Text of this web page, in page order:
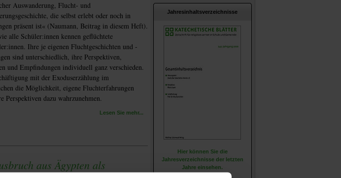
Auswanderung, Flucht- und
die selbst erlebt oder noch in
präsent ist« (Naumann, Beitrag in diesem Heft).
alle Schüler:innen kennen geflüchtete
Ihre je eigenen Fluchtgeschichten und -
sind unterschiedlich, ihre Perspektiven,
und Empfindungen individuell ganz verschieden.
mit der Exoduserzählung im
die Möglichkeit, eigene Fluchterfahrungen
Perspektiven dazu wahrzunehmen.
Lesen Sie mehr...
aus Ägypten als
Jahresinhaltsverzeichnisse
Hier können Sie die
Jahresverzeichnisse der letzten
Jahre einsehen.